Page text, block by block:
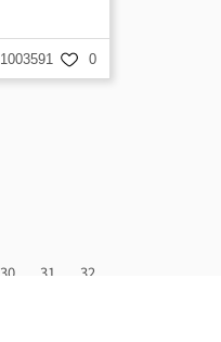
1003591 0
30 31 32